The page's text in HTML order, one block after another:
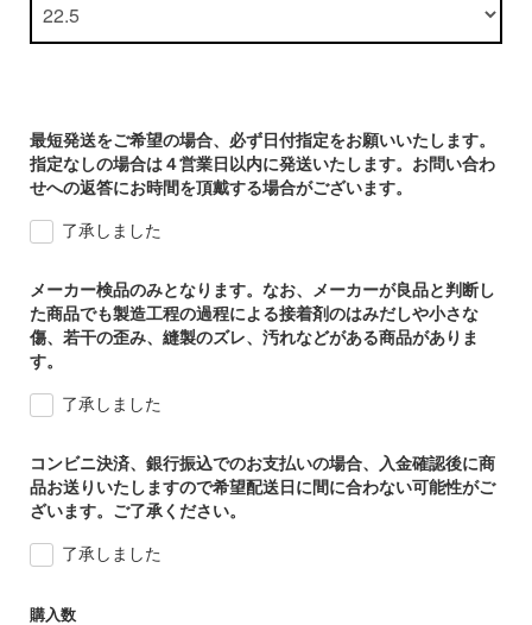
最短発送をご希望の場合、必ず日付指定をお願いいたします。
指定なしの場合は４営業日以内に発送いたします。お問い合わ
せへの返答にお時間を頂戴する場合がございます。
了承しました
メーカー検品のみとなります。なお、メーカーが良品と判断し
た商品でも製造工程の過程による接着剤のはみだしや小さな
傷、若干の歪み、縫製のズレ、汚れなどがある商品がありま
す。
了承しました
コンビニ決済、銀行振込でのお支払いの場合、入金確認後に商
品お送りいたしますので希望配送日に間に合わない可能性がご
ざいます。ご了承ください。
了承しました
購入数